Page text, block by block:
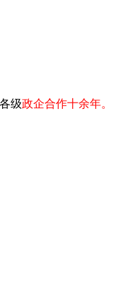
级政企合作十余年。